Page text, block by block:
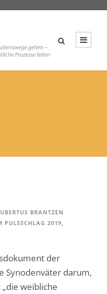
BRANTZEN
PULSSCHLAG 2019,
der
Synodenväter darum,
weibliche